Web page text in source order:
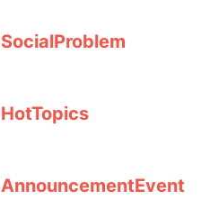
SocialProblem
HotTopics
AnnouncementEvent